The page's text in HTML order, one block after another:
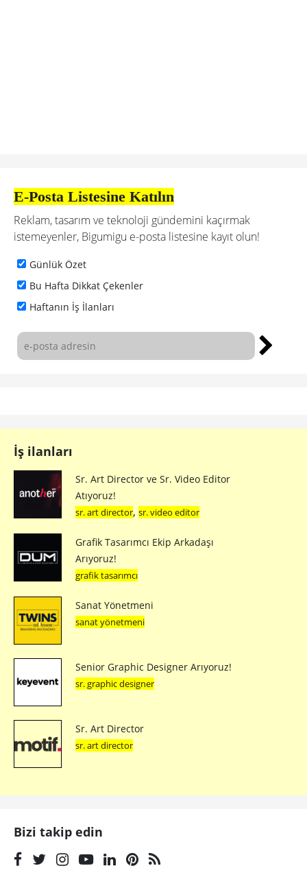
E-Posta Listesine Katılın
Reklam, tasarım ve teknoloji gündemini kaçırmak
istemeyenler, Bigumigu e-posta listesine kayıt olun!
Günlük Özet
Bu Hafta Dikkat Çekenler
Haftanın İş İlanları
İş ilanları
Sr. Art Director ve Sr. Video Editor
Atıyoruz!
sr. art director, sr. video editor
Grafik Tasarımcı Ekip Arkadaşı
Arıyoruz!
grafik tasarımcı
Sanat Yönetmeni
sanat yönetmeni
Senior Graphic Designer Arıyoruz!
sr. graphic designer
Sr. Art Director
sr. art director
Bizi takip edin